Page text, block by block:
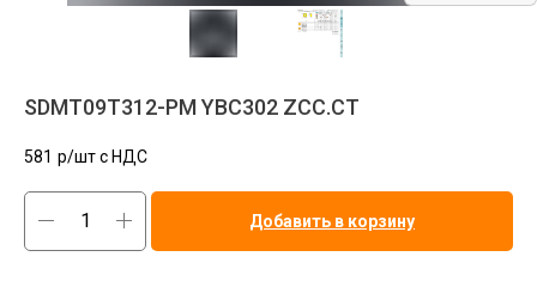
SDMT09T312-PM YBC302 ZCC.CT
581 р/шт c НДС
Добавить в корзину